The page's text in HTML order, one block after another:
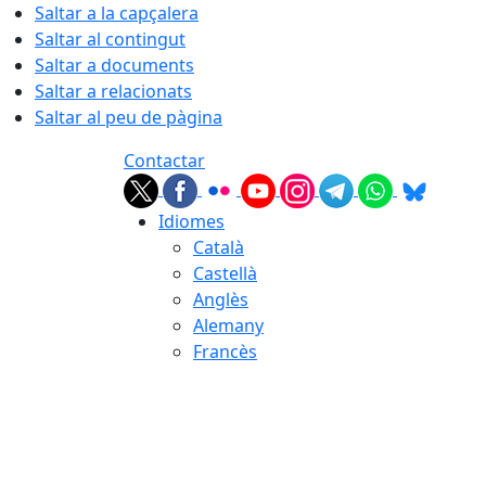
Saltar a la capçalera
Saltar al contingut
Saltar a documents
Saltar a relacionats
Saltar al peu de pàgina
Contactar
Idiomes
Català
Castellà
Anglès
Alemany
Francès